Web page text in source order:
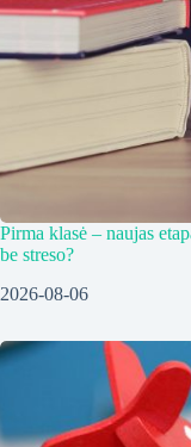
Pirma klasė – naujas
be streso?
2026-08-06